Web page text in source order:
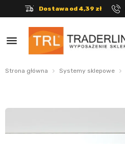
Dostawa od 4,39 zł
menu
Strona główna Systemy sklepowe